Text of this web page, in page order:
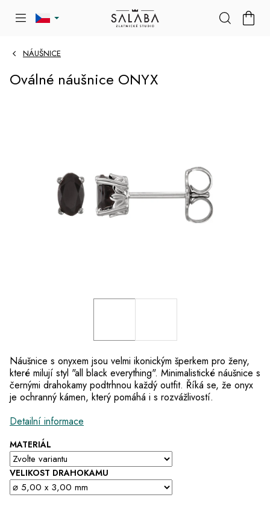
NÁUŠNICE
Oválné náušnice ONYX
MATERIÁL
VELIKOST DRAHOKAMU
Náušnice s onyxem jsou velmi ikonickým šperkem pro ženy,
které milují styl "all black everything". Minimalistické náušnice s
černými drahokamy podtrhnou každý outfit. Říká se, že onyx
je ochranný kámen, který pomáhá i s rozvážlivostí.
Detailní informace